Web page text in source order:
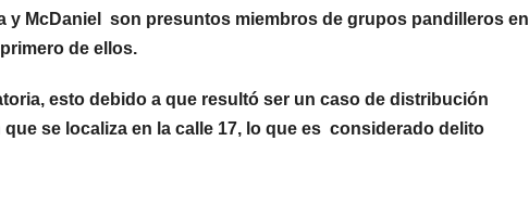
y McDaniel son presuntos miembros de grupos pandilleros en
de ellos.
esto debido a que resultó ser un caso de distribución
se localiza en la calle 17, lo que es considerado delito